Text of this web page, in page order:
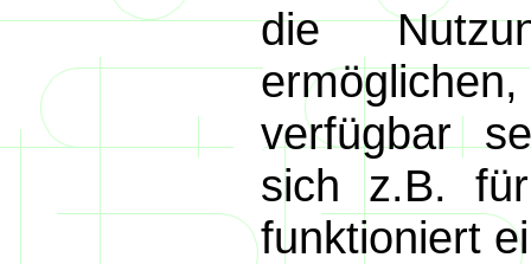
die
verfügbar
sich z.B.
funktioniert